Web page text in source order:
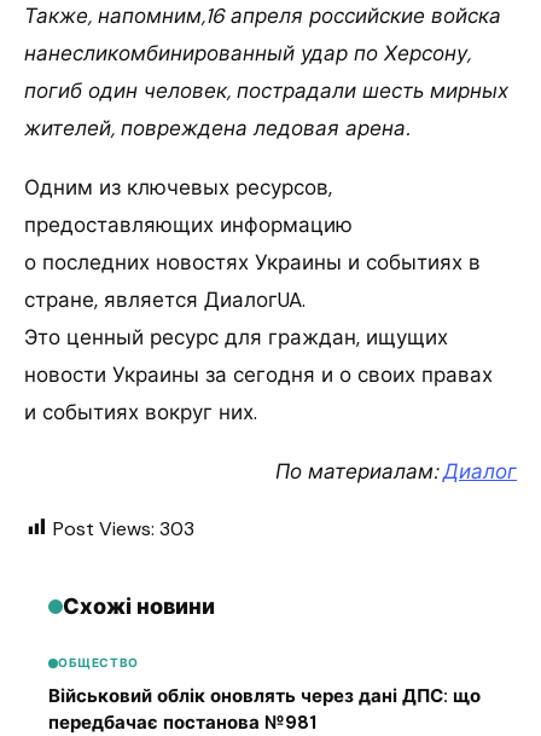
Также, напомним,16 апреля российские войска
нанесликомбинированный удар по Херсону,
погиб один человек, пострадали шесть мирных
жителей, повреждена ледовая арена.
Одним из ключевых ресурсов,
предоставляющих информацию
о последних новостях Украины и событиях в
стране, является ДиалогUA.
Это ценный ресурс для граждан, ищущих
новости Украины за сегодня и о своих правах
и событиях вокруг них.
По материалам:Диалог
Post Views: 303
Схожі новини
ОБЩЕСТВО
Військовий облік оновлять через дані ДПС: що
передбачає постанова №981